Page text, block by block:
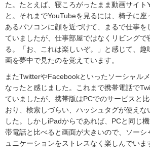
た。たとえば、寝ころがったまま動画サイト
と。それまでYouTubeを見るには、椅子に座
あるパソコンに顔を近づけて、まるで仕事を
ていましたが、仕事部屋ではなくリビング
る。「お、これは楽しいぞ。」と感じて、趣
画を夢中で見たのを覚えています。
またTwitterやFacebookといったソーシャル
なったと感じました。これまで携帯電話で
ていましたが、携帯版はPCでのサービスと
おり、検索しづらい、ハッシュタグが使えな
した。しかしiPadからであれば、PCと同じ
帯電話と比べると画面が大きいので、ソーシ
ュニケーションをストレスなく楽しんでいま